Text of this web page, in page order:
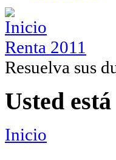
Renta 2011
Resuelva sus
Usted
Inicio